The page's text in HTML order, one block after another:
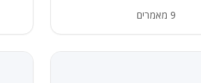
9 מאמרים